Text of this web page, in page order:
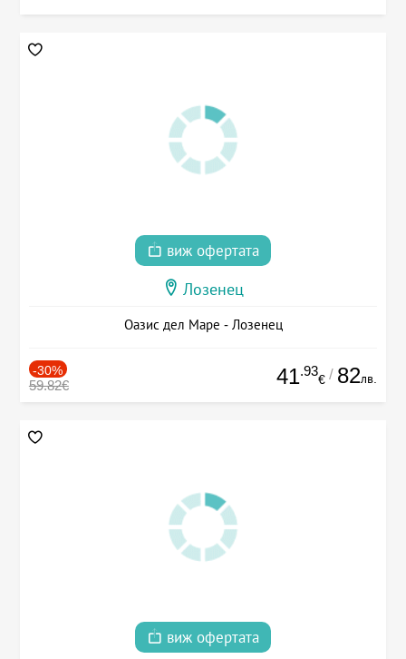
виж офертата
Лозенец
Оазис дел Маре - Лозенец
-30%
59.82€ 41.93
€ / 82лв.
виж офертата